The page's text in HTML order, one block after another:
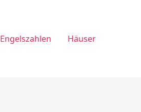
Engelszahlen Häuser